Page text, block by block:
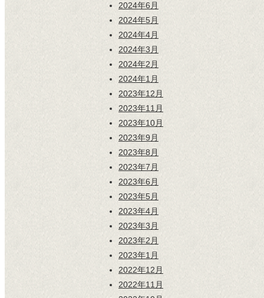
2024年6月
2024年5月
2024年4月
2024年3月
2024年2月
2024年1月
2023年12月
2023年11月
2023年10月
2023年9月
2023年8月
2023年7月
2023年6月
2023年5月
2023年4月
2023年3月
2023年2月
2023年1月
2022年12月
2022年11月